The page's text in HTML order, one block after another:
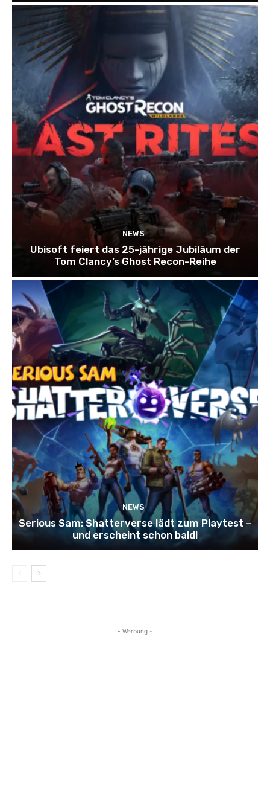
NEWS
Ubisoft feiert das 25-jährige Jubiläum der
Tom Clancy’s Ghost Recon-Reihe
NEWS
Serious Sam: Shatterverse lädt zum Playtest –
und erscheint schon bald!
- Werbung -